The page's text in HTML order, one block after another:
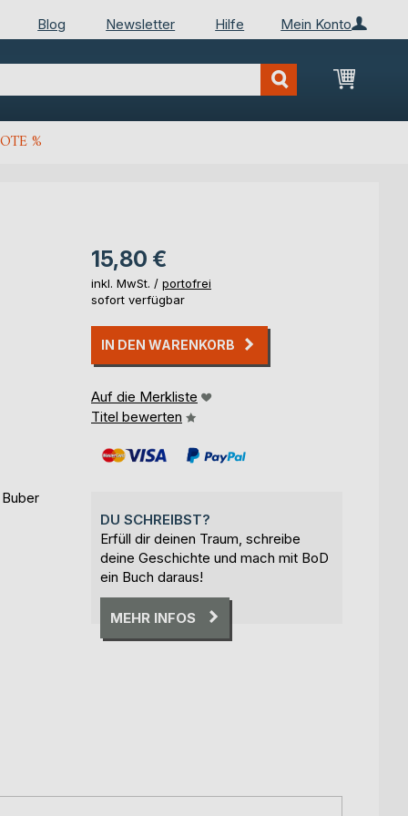
Mein Konto
Blog Newsletter Hilfe
Mein
%
15,80 €
inkl. MwSt. / portofrei
sofort verfügbar
IN DEN WARENKORB
Auf die Merkliste
Titel bewerten
DU SCHREIBST?
Erfüll dir deinen Traum, schreibe
deine Geschichte und mach mit BoD
ein Buch daraus!
MEHR INFOS